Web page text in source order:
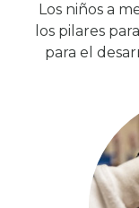
Los niños a
los pilares
para el